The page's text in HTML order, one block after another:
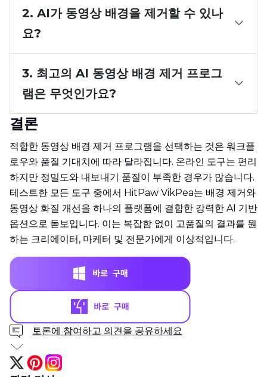
2. AI가 동영상 배경을 제거할 수 있나
요?
3. 최고의 AI 동영상 배경 제거 프로그
램은 무엇인가요?
결론
적합한 동영상 배경 제거 프로그램을 선택하는 것은 워크플
로우와 품질 기대치에 따라 달라집니다. 온라인 도구는 편리
하지만 정밀도와 내보내기 품질이 부족한 경우가 많습니다.
테스트한 모든 도구 중에서 HitPaw VikPea는 배경 제거와
동영상 화질 개선을 하나의 플랫폼에 결합한 강력한 AI 기반
옵션으로 돋보입니다. 이는 복잡함 없이 고품질의 결과를 원
하는 크리에이터, 마케터 및 전문가에게 이상적입니다.
토론에 참여하고 의견을 공유하세요